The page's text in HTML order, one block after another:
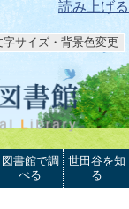
読み上げる
字サイズ・背景色変更
図書館で調
べる
世田谷を知
る